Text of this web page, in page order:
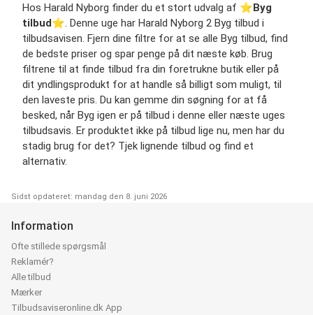
Hos Harald Nyborg finder du et stort udvalg af ⭐️Byg
tilbud⭐️. Denne uge har Harald Nyborg 2 Byg tilbud i
tilbudsavisen. Fjern dine filtre for at se alle Byg tilbud, find
de bedste priser og spar penge på dit næste køb. Brug
filtrene til at finde tilbud fra din foretrukne butik eller på
dit yndlingsprodukt for at handle så billigt som muligt, til
den laveste pris. Du kan gemme din søgning for at få
besked, når Byg igen er på tilbud i denne eller næste uges
tilbudsavis. Er produktet ikke på tilbud lige nu, men har du
stadig brug for det? Tjek lignende tilbud og find et
alternativ.
Sidst opdateret: mandag den 8. juni 2026
Information
Ofte stillede spørgsmål
Reklamér?
Alle tilbud
Mærker
Tilbudsaviseronline.dk App